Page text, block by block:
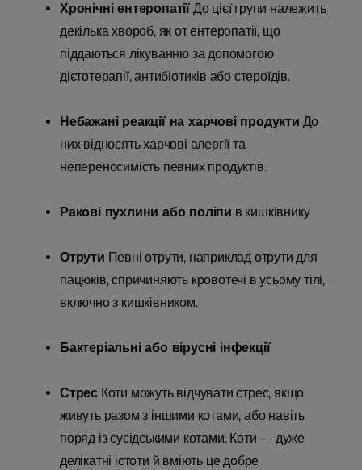
Хронічні ентеропатії До цієї групи належить
декілька хвороб, як от ентеропатії, що
піддаються лікуванню за допомогою
дієтотерапії, антибіотиків або стероїдів.
Небажані реакції на харчові продукти До
них відносять харчові алергії та
непереносимість певних продуктів.
Ракові пухлини або поліпи в кишківнику
Отрути Певні отрути, наприклад отрути для
пацюків, спричиняють кровотечі в усьому тілі,
включно з кишківником.
Бактеріальні або вірусні інфекції
Стрес Коти можуть відчувати стрес, якщо
живуть разом з іншими котами, або навіть
поряд із сусідськими котами. Коти — дуже
делікатні істоти й вміють це добре